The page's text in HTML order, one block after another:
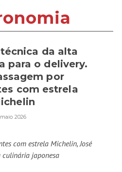
da alta
para o delivery.
por
com estrela
maio 2026
com estrela Michelin, José
japonesa